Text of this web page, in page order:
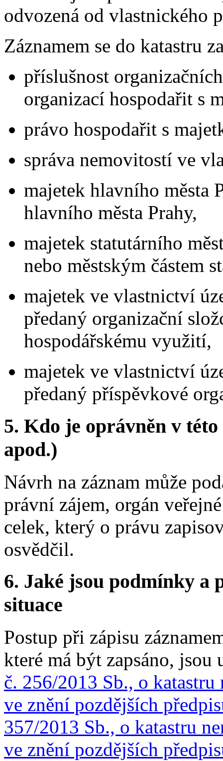
odvozená od vlastnického
Záznamem se do katastru
příslušnost
organizací hospodařit s
právo hospodařit s
správa nemovitostí ve
majetek hlavního města
hlavního města Prahy,
majetek statutárního
nebo městským částem
majetek ve vlastnictví
předaný organizační
hospodářskému využití,
majetek ve vlastnictví
předaný příspěvkové
5. Kdo je oprávněn v
apod.)
Návrh na záznam může
právní zájem, orgán
celek, který o právu
osvědčil.
6. Jaké jsou podmínky a
situace
Postup při zápisu
které má být zapsáno,
č. 256/2013 Sb., o
ve znění pozdějších
357/2013 Sb., o katastru
ve znění pozdějších